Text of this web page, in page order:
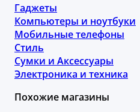
Гаджеты
Компьютеры и ноутбуки
Мобильные телефоны
Стиль
Сумки и Аксессуары
Электроника и техника
Похожие магазины